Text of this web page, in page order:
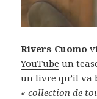
Rivers Cuomo
YouTube un
un livre qu’il va
« collection de